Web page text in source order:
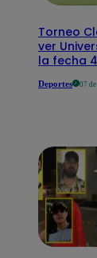
Torneo
ver
la fecha
Deportes 07